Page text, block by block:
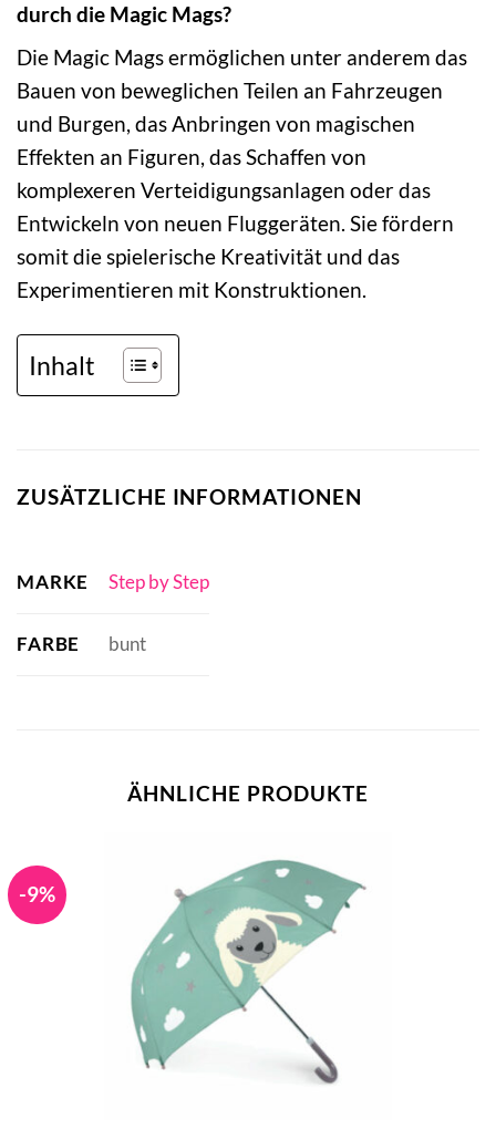
durch die Magic Mags?
Die Magic Mags ermöglichen unter anderem das
Bauen von beweglichen Teilen an Fahrzeugen
und Burgen, das Anbringen von magischen
Effekten an Figuren, das Schaffen von
komplexeren Verteidigungsanlagen oder das
Entwickeln von neuen Fluggeräten. Sie fördern
somit die spielerische Kreativität und das
Experimentieren mit Konstruktionen.
Inhalt
ZUSÄTZLICHE INFORMATIONEN
MARKE Step by Step
FARBE bunt
ÄHNLICHE PRODUKTE
-9%